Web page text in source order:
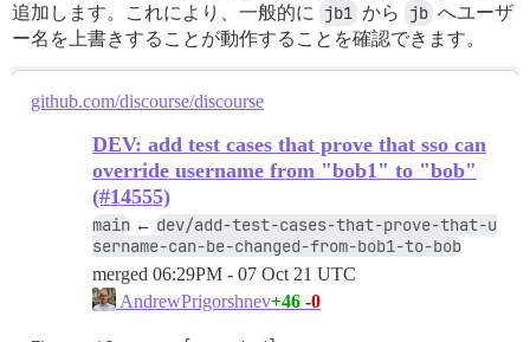
追加します。これにより、一般的に
jb1 から jb へユーザ
ー名を上書きすることが動作することを確認できます。
github.com/discourse/discourse
DEV: add test cases that prove that sso can
override username from "bob1" to "bob"
(#14555)
main ← dev/add-test-cases-that-prove-that-u
sername-can-be-changed-from-bob1-to-bob
merged 06:29PM - 07 Oct 21 UTC
AndrewPrigorshnev+46 -0